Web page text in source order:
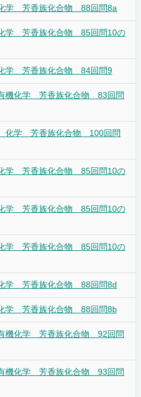
学 芳香族化合物 88回問8a
学 芳香族化合物 85回問10の
学 芳香族化合物 84回問9
機化学 芳香族化合物 83回問
化学 芳香族化合物 100回問
学 芳香族化合物 85回問10の
学 芳香族化合物 85回問10の
学 芳香族化合物 85回問10の
学 芳香族化合物 88回問8d
学 芳香族化合物 88回問8b
機化学 芳香族化合物 92回問
機化学 芳香族化合物 93回問